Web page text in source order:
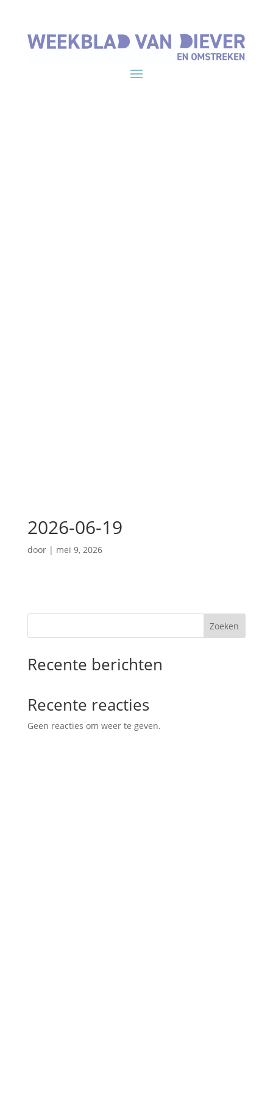
2026-06-19
door | mei 9, 2026
Zoeken
Recente berichten
Recente reacties
Geen reacties om weer te geven.